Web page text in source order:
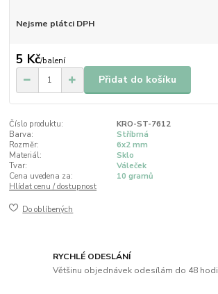
Nejsme plátci DPH
5 Kč/balení
Přidat do košíku
Číslo produktu:
KRO-ST-7612
Barva:
Stříbrná
Rozměr:
6x2 mm
Materiál:
Sklo
Tvar:
Váleček
Cena uvedena za:
10 gramů
Hlídat cenu / dostupnost
Do oblíbených
RYCHLÉ ODESLÁNÍ
Většinu objednávek odesílám do 48